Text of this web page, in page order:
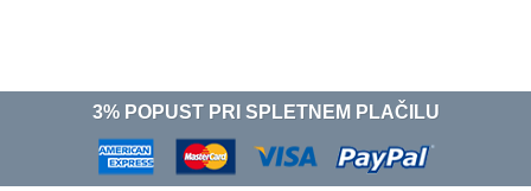
3% POPUST PRI SPLETNEM PLAČILU